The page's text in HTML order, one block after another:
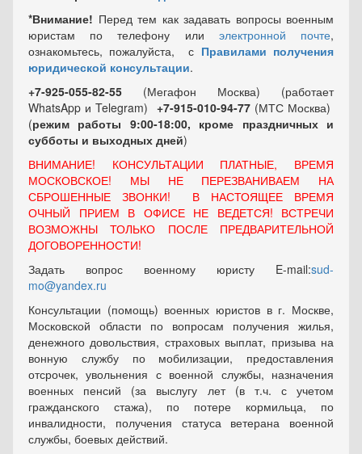
*Внимание! Перед тем как задавать вопросы военным
юристам по телефону или электронной почте,
ознакомьтесь, пожалуйста, с Правилами получения
юридической консультации.
+7-925-055-82-55 (Мегафон Москва) (работает
WhatsApp и Telegram) +7-915-010-94-77 (МТС Москва)
(режим работы 9:00-18:00, кроме праздничных и
субботы и выходных дней)
ВНИМАНИЕ! КОНСУЛЬТАЦИИ ПЛАТНЫЕ, ВРЕМЯ
МОСКОВСКОЕ! МЫ НЕ ПЕРЕЗВАНИВАЕМ НА
СБРОШЕННЫЕ ЗВОНКИ! В НАСТОЯЩЕЕ ВРЕМЯ
ОЧНЫЙ ПРИЕМ В ОФИСЕ НЕ ВЕДЕТСЯ! ВСТРЕЧИ
ВОЗМОЖНЫ ТОЛЬКО ПОСЛЕ ПРЕДВАРИТЕЛЬНОЙ
ДОГОВОРЕННОСТИ!
Задать вопрос военному юристу E-mail:sud-
mo@yandex.ru
Консультации (помощь) военных юристов в г. Москве,
Московской области по вопросам получения жилья,
денежного довольствия, страховых выплат, призыва на
вонную службу по мобилизации, предоставления
отсрочек, увольнения с военной службы, назначения
военных пенсий (за выслугу лет (в т.ч. с учетом
гражданского стажа), по потере кормильца, по
инвалидности, получения статуса ветерана военной
службы, боевых действий.